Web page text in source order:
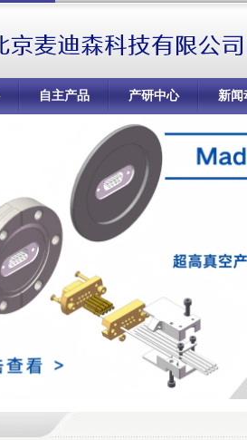
自主产品 产研中心 新闻